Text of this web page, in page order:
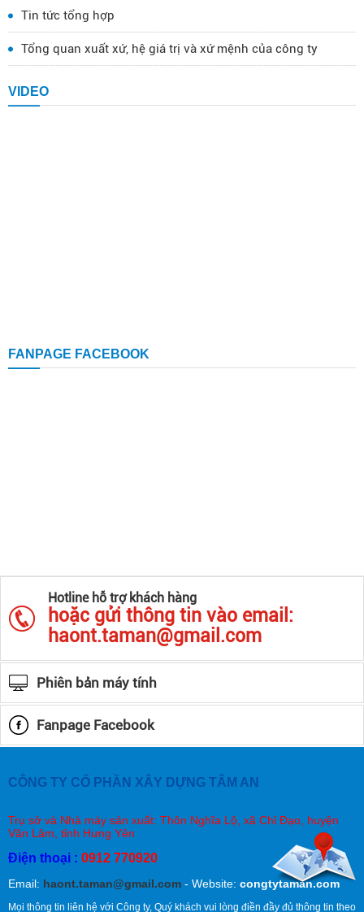
Tin tức tổng hợp
Tổng quan xuất xứ, hệ giá trị và xứ mệnh của công ty
VIDEO
FANPAGE FACEBOOK
Hotline hỗ trợ khách hàng
hoặc gửi thông tin vào email:
haont.taman@gmail.com
Phiên bản máy tính
Fanpage Facebook
CÔNG TY CỔ PHẦN XÂY DỰNG TÂM AN
Trụ sở và Nhà máy sản xuất: Thôn Nghĩa Lộ, xã Chỉ Đạo, huyện
Văn Lâm, tỉnh Hưng Yên
Điện thoại : 0912 770920
Email: haont.taman@gmail.com - Website: congtytaman.com
Mọi thông tin liên hệ với Công ty, Quý khách vui lòng điền đầy đủ thông tin theo